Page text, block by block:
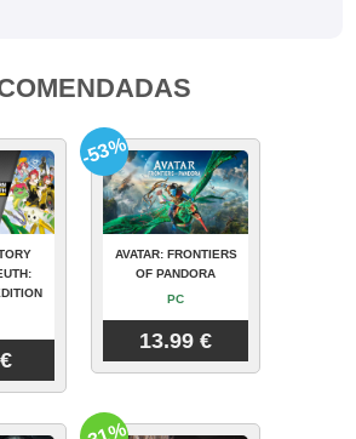
AVATAR: FRONTIERS
OF PANDORA
PC
13.99 €
-53%